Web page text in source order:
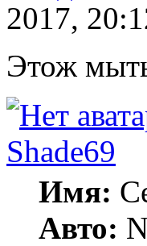
2017,
Этож
Shade69
Имя:
Авто: